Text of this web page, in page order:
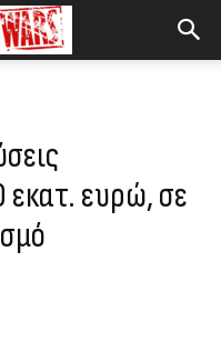
ευρώ, σε